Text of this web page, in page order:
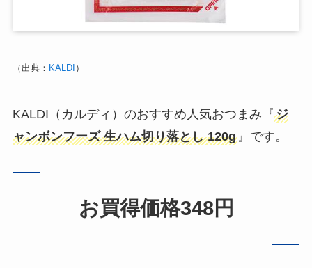
（出典： KALDI ）
KALDI（カルディ）のおすすめ人気おつまみ『ジ
ャンボンフーズ 生ハム切り落とし 120g』です。
お買得価格348円